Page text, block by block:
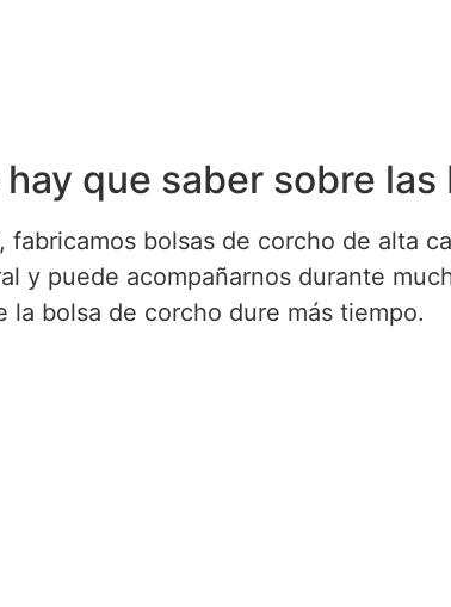
hay que saber sobre
fabricamos bolsas de corcho de alta
y puede acompañarnos durante
la bolsa de corcho dure más tiempo.